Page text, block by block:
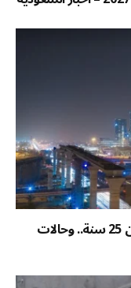
نظام إيرادات الدولة: تمكين تقسيط الديون 25 سنة.. وحالات